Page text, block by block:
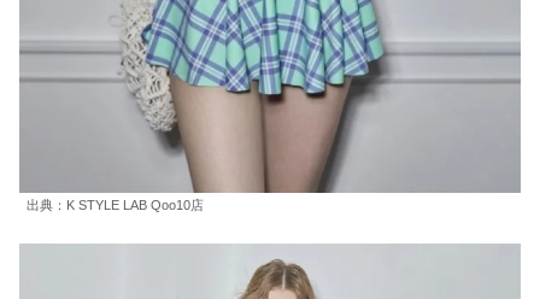
出典：K STYLE LAB Qoo10店